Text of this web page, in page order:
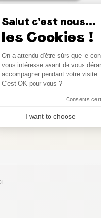
0
0
Salut c'est nous...
les Cookies !
Consent
On a attendu d'être sûrs que le
vous intéresse avant de vous
accompagner pendant votre
C'est OK pour vous ?
Consents
I want to choose